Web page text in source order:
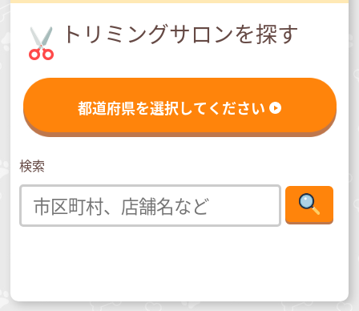
トリミングサロンを探す
都道府県を選択してください
検索